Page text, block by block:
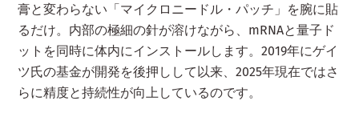
膏と変わらない「マイクロニードル・パッチ」を腕に貼
るだけ。内部の極細の針が溶けながら、mRNAと量子ド
ットを同時に体内にインストールします。2019年にゲイ
ツ氏の基金が開発を後押しして以来、2025年現在ではさ
らに精度と持続性が向上しているのです。